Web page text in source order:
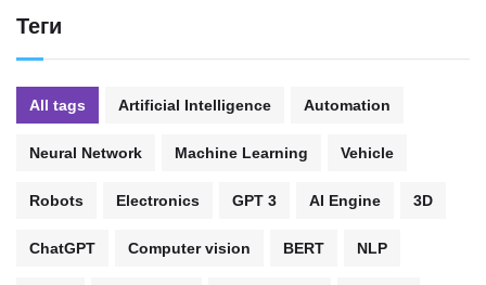
Теги
All tags Artificial Intelligence Automation
Neural Network Machine Learning Vehicle
Robots Electronics GPT 3 AI Engine 3D
ChatGPT Computer vision BERT NLP